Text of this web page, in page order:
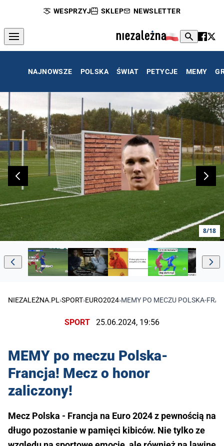
WESPRZYJ SKLEP NEWSLETTER
NAJNOWSZE POLSKA ŚWIAT PETYCJE MEMY
8/18
NIEZALEŻNA.PL ›SPORT›EURO2024›MEMY PO MECZU POLSKA-
SPORT 25.06.2024, 19:56
MEMY po meczu Polska-
Francja! Mecz o honor
zaliczony!
Mecz Polska - Francja na Euro 2024 z pewnością na
długo pozostanie w pamięci kibiców. Nie tylko ze